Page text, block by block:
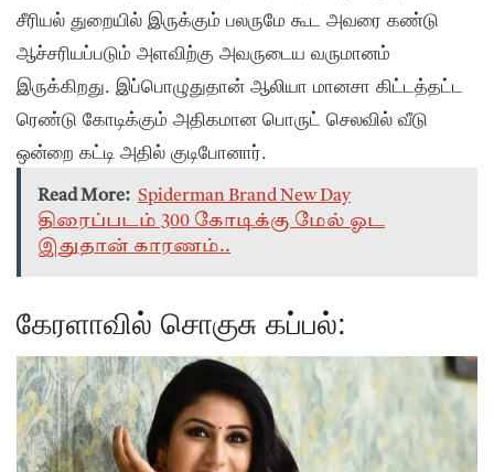
சீரியல் துறையில் இருக்கும் பலருமே கூட அவரை கண்டு
ஆச்சரியப்படும் அளவிற்கு அவருடைய வருமானம்
இருக்கிறது. இப்பொழுதுதான் ஆலியா மானசா கிட்டத்தட்ட
ரெண்டு கோடிக்கும் அதிகமான பொருட் செலவில் வீடு
ஒன்றை கட்டி அதில் குடிபோனார்.
Read More: Spiderman Brand New Day
திரைப்படம் 300 கோடிக்கு மேல் ஓட
இதுதான் காரணம்..
கேரளாவில் சொகுசு கப்பல்: